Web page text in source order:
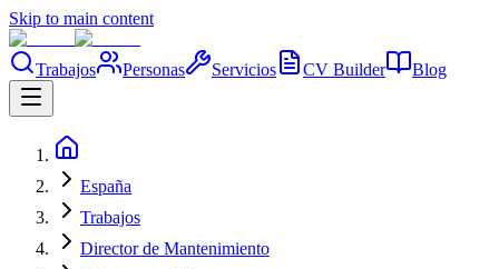
Skip to main content
Trabajos Personas Servicios CV Builder Blog
España
Trabajos
Director de Mantenimiento